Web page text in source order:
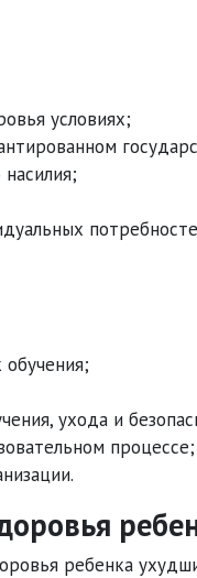
условиях;
ухода и
процессе;
ребенка